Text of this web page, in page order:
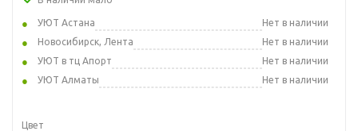
УЮТ Астана
Нет в наличии
Новосибирск, Лента
Нет в наличии
УЮТ в тц Апорт
Нет в наличии
УЮТ Алматы
Нет в наличии
Цвет